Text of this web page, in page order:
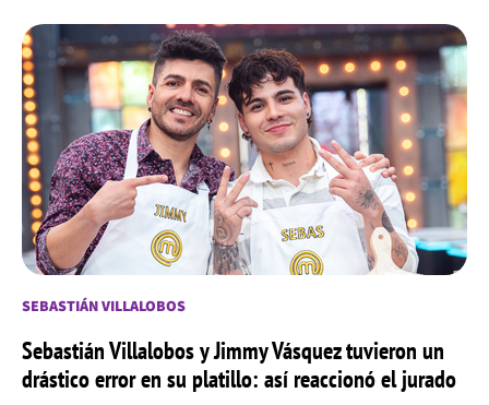
SEBASTIÁN VILLALOBOS
Sebastián Villalobos y Jimmy Vásquez tuvieron un
drástico error en su platillo: así reaccionó el jurado